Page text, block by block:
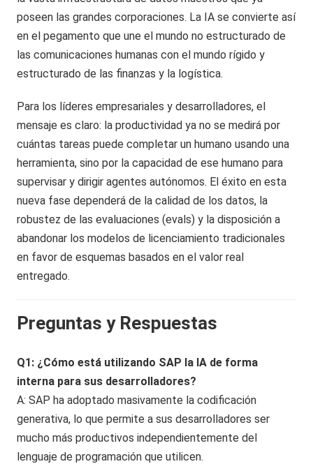
poseen las grandes corporaciones. La IA se convierte así
en el pegamento que une el mundo no estructurado de
las comunicaciones humanas con el mundo rígido y
estructurado de las finanzas y la logística.
Para los líderes empresariales y desarrolladores, el
mensaje es claro: la productividad ya no se medirá por
cuántas tareas puede completar un humano usando una
herramienta, sino por la capacidad de ese humano para
supervisar y dirigir agentes autónomos. El éxito en esta
nueva fase dependerá de la calidad de los datos, la
robustez de las evaluaciones (evals) y la disposición a
abandonar los modelos de licenciamiento tradicionales
en favor de esquemas basados en el valor real
entregado.
Preguntas y Respuestas
Q1: ¿Cómo está utilizando SAP la IA de forma
interna para sus desarrolladores?
A: SAP ha adoptado masivamente la codificación
generativa, lo que permite a sus desarrolladores ser
mucho más productivos independientemente del
lenguaje de programación que utilicen.